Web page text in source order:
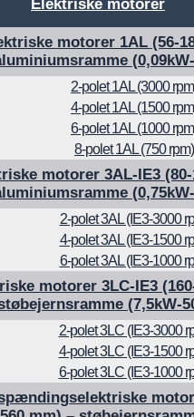
Elektriske motorer
motorer 1AL (56-
2-polet 1AL (3000
4-polet 1AL (1500
6-polet 1AL (1000
8-polet 1AL (750 rpm)
motorer 3AL-IE3
2-polet 3AL (IE3-3000
4-polet 3AL (IE3-1500
6-polet 3AL (IE3-1000
motorer 3LC-IE3
(7,5kW-
2-polet 3LC (IE3-3000
4-polet 3LC (IE3-1500
6-polet 3LC (IE3-1000